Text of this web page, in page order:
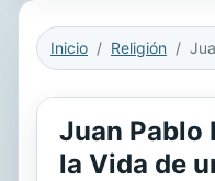
Inicio Religión
Juan Pablo
la Vida de